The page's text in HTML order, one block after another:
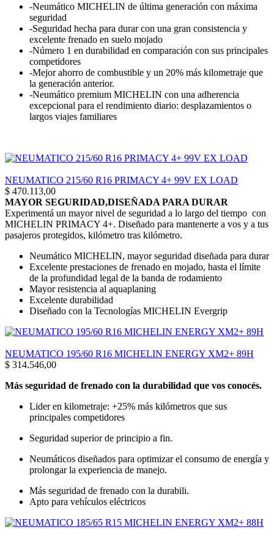
-Neumático MICHELIN de última generación con máxima
seguridad
-Seguridad hecha para durar con una gran consistencia y
excelente frenado en suelo mojado
-Número 1 en durabilidad en comparación con sus principales
competidores
-Mejor ahorro de combustible y un 20% más kilometraje que
la generación anterior.
-Neumático premium MICHELIN con una adherencia
excepcional para el rendimiento diario: desplazamientos o
largos viajes familiares
NEUMATICO 215/60 R16 PRIMACY 4+ 99V EX LOAD
$ 470.113,00
MAYOR SEGURIDAD,DISEÑADA PARA DURAR
Experimentá un mayor nivel de seguridad a lo largo del tiempo con
MICHELIN PRIMACY 4+. Diseñado para mantenerte a vos y a tus
pasajeros protegidos, kilómetro tras kilómetro.
Neumático MICHELIN, mayor seguridad diseñada para durar
Excelente prestaciones de frenado en mojado, hasta el límite
de la profundidad legal de la banda de rodamiento
Mayor resistencia al aquaplaning
Excelente durabilidad
Diseñado con la Tecnologías MICHELIN Evergrip
NEUMATICO 195/60 R16 MICHELIN ENERGY XM2+ 89H
$ 314.546,00
Más seguridad de frenado con la durabilidad que vos conocés.
Lider en kilometraje: +25% más kilómetros que sus
principales competidores
Seguridad superior de principio a fin.
Neumáticos diseñados para optimizar el consumo de energía y
prolongar la experiencia de manejo.
Más seguridad de frenado con la durabili.
Apto para vehículos eléctricos